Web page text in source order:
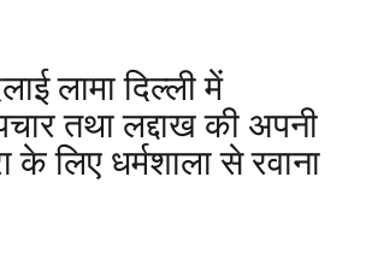
लामा दिल्ली में
तथा लद्दाख की अपनी
के लिए धर्मशाला से रवाना